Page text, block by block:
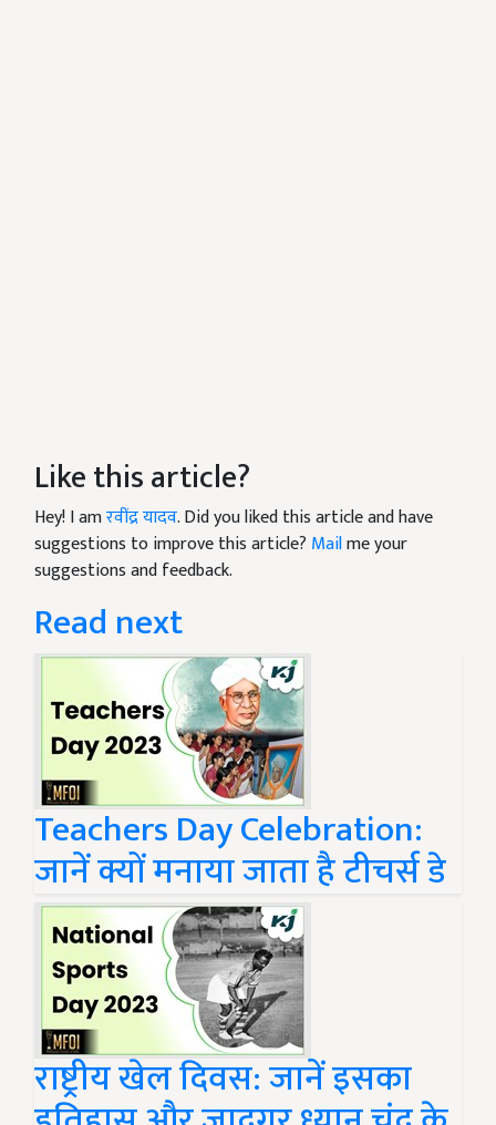
Like this article?
Hey! I amरवींद्र यादव. Did you liked this article and have
suggestions to improve this article? Mailme your
suggestions and feedback.
Read next
Teachers Day Celebration:
जानें क्यों मनाया जाता है टीचर्स डे
राष्ट्रीय खेल दिवस: जानें इसका